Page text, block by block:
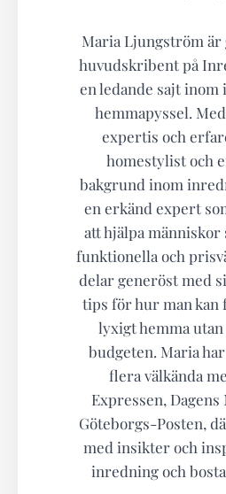
Maria Ljungström är
huvudskribent på
en ledande sajt inom
hemmapyssel.
expertis och
homestylist och
bakgrund inom
en erkänd expert
att hjälpa människor
funktionella och
delar generöst med
tips för hur man kan
lyxigt hemma utan
budgeten. Maria
flera välkända
Expressen,
Göteborgs-Posten,
med insikter och
inredning och